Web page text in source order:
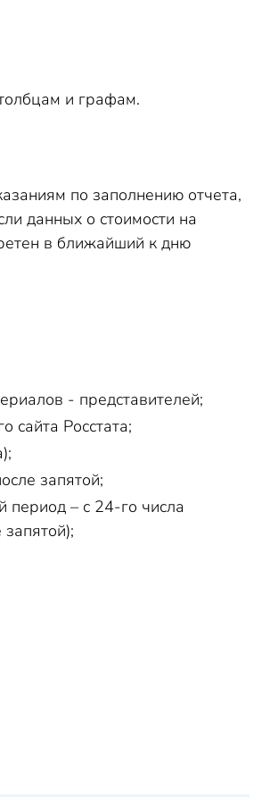
и графам.
по заполнению отчета,
данных о стоимости на
в ближайший к дню
- представителей;
сайта Росстата;
запятой;
– с 24-го числа